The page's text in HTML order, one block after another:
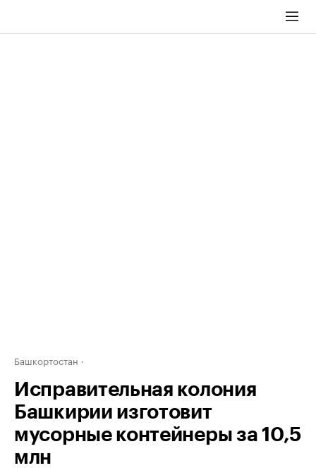
Башкортостан
Исправительная колония
Башкирии изготовит
мусорные контейнеры за 10,5
млн